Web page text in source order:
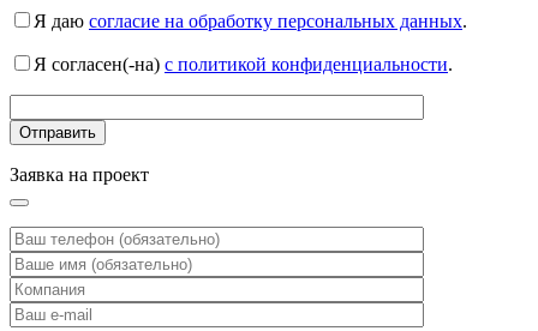
Я даю согласие на обработку персональных данных.
Я согласен(-на) с политикой конфиденциальности.
Заявка на проект